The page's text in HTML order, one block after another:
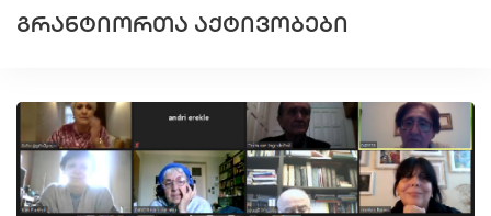
ᲒᲠᲐᲜᲢᲘᲝᲠᲗᲐ ᲐᲥᲢᲘᲕᲝᲑᲔᲑᲘ